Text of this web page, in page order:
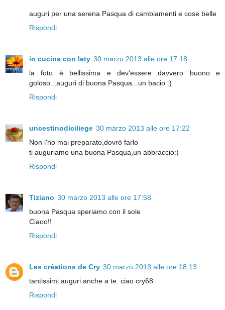
auguri per una serena Pasqua di cambiamenti e cose belle
Rispondi
in cucina con lety 30 marzo 2013 alle ore 17:18
la foto è bellissima e dev'essere davvero buono e
goloso...auguri di buona Pasqua...un bacio :)
Rispondi
uncestinodiciliege 30 marzo 2013 alle ore 17:22
Non l'ho mai preparato,dovrò farlo
ti auguriamo una buona Pasqua,un abbraccio:)
Rispondi
Tiziano 30 marzo 2013 alle ore 17:58
buona Pasqua speriamo con il sole
Ciaoo!!
Rispondi
Les créations de Cry 30 marzo 2013 alle ore 18:13
tantissimi auguri anche a te. ciao cry68
Rispondi